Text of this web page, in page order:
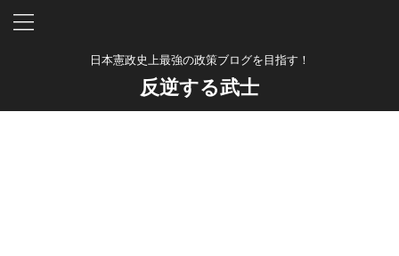
日本憲政史上最強の政策ブログを目指す！
反逆する武士